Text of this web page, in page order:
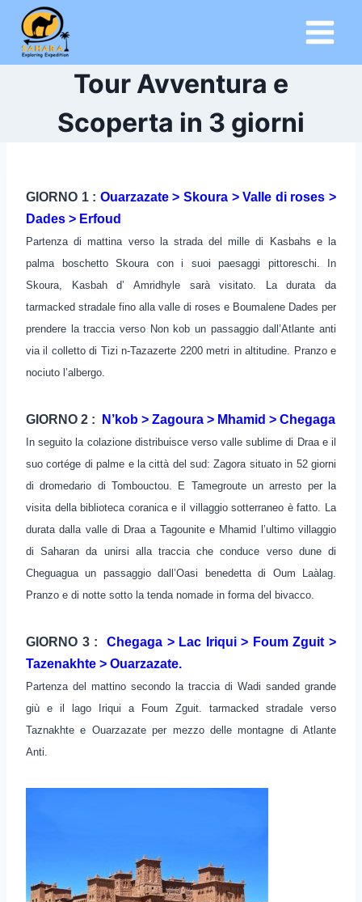
Salta
contenuto
Tour Avventura e
Scoperta in 3 giorni
GIORNO 1 : Ouarzazate > Skoura > Valle di roses >
Dades > Erfoud
Partenza di mattina verso la strada del mille di Kasbahs e la
palma boschetto Skoura con i suoi paesaggi pittoreschi. In
Skoura, Kasbah d’ Amridhyle sarà visitato. La durata da
tarmacked stradale fino alla valle di roses e Boumalene Dades per
prendere la traccia verso Non kob un passaggio dall’Atlante anti
via il colletto di Tizi n-Tazazerte 2200 metri in altitudine. Pranzo e
nociuto l’albergo.
GIORNO 2 : N’kob > Zagoura > Mhamid > Chegaga
In seguito la colazione distribuisce verso valle sublime di Draa e il
suo cortége di palme e la città del sud: Zagora situato in 52 giorni
di dromedario di Tombouctou. E Tamegroute un arresto per la
visita della biblioteca coranica e il villaggio sotterraneo è fatto. La
durata dalla valle di Draa a Tagounite e Mhamid l’ultimo villaggio
di Saharan da unirsi alla traccia che conduce verso dune di
Cheguagua un passaggio dall’Oasi benedetta di Oum Laàlag.
Pranzo e di notte sotto la tenda nomade in forma del bivacco.
GIORNO 3 : Chegaga > Lac Iriqui > Foum Zguit >
Tazenakhte > Ouarzazate.
Partenza del mattino secondo la traccia di Wadi sanded grande
giù e il lago Iriqui a Foum Zguit. tarmacked stradale verso
Taznakhte e Ouarzazate per mezzo delle montagne di Atlante
Anti.